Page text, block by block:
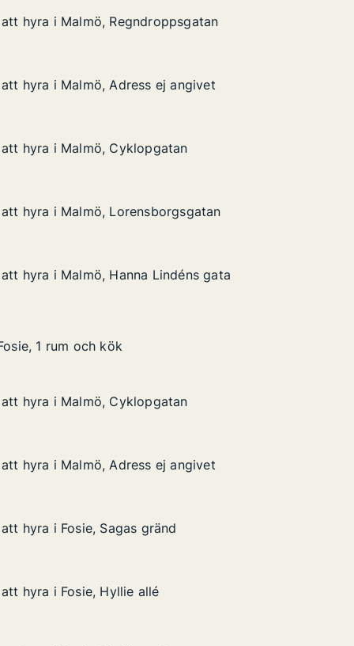
Regndroppsgatan
hyra i Malmö, Regndroppsgatan
hyra i Malmö, Regndroppsgatan
Adress ej angivet
hyra i Malmö, Adress ej angivet
hyra i Malmö, Adress ej angivet
Cyklopgatan
hyra i Malmö, Cyklopgatan
hyra i Malmö, Cyklopgatan
Lorensborgsgatan
hyra i Malmö, Lorensborgsgatan
hyra i Malmö, Lorensborgsgatan
gataHanna Lindéns gata
hyra i Malmö, Hanna Lindéns gata
hyra i Malmö, Hanna Lindéns gata
och kök1 rum och kök
1 rum och kök
Cyklopgatan
hyra i Malmö, Cyklopgatan
hyra i Malmö, Cyklopgatan
Adress ej angivet
hyra i Malmö, Adress ej angivet
hyra i Malmö, Adress ej angivet
Sagas gränd
hyra i Fosie, Sagas gränd
hyra i Fosie, Sagas gränd
Hyllie allé
hyra i Fosie, Hyllie allé
hyra i Fosie, Hyllie allé